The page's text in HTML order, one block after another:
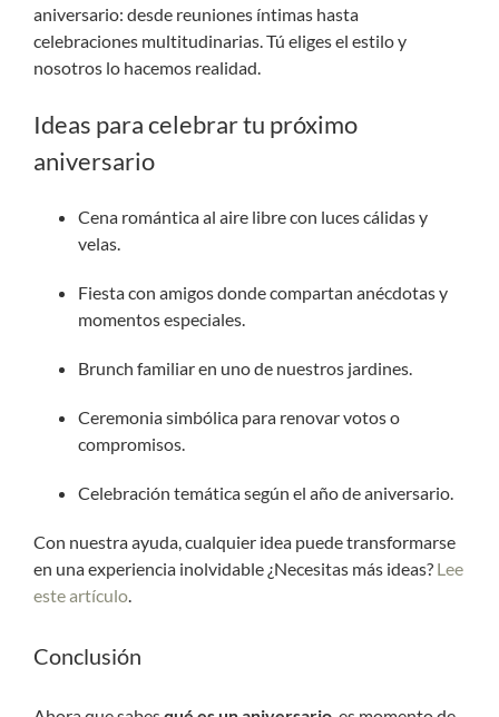
aniversario: desde reuniones íntimas hasta
celebraciones multitudinarias. Tú eliges el estilo y
nosotros lo hacemos realidad.
Ideas para celebrar tu próximo
aniversario
Cena romántica al aire libre con luces cálidas y
velas.
Fiesta con amigos donde compartan anécdotas y
momentos especiales.
Brunch familiar en uno de nuestros jardines.
Ceremonia simbólica para renovar votos o
compromisos.
Celebración temática según el año de aniversario.
Con nuestra ayuda, cualquier idea puede transformarse
en una experiencia inolvidable ¿Necesitas más ideas? Lee
este artículo.
Conclusión